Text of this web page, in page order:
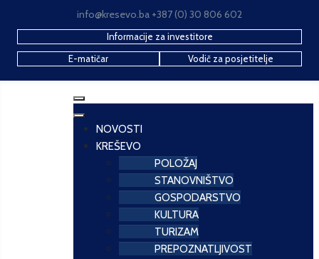
info@kresevo.ba +387 (0) 30 806 602
Informacije za investitore
E-matičar
Vodič za posjetitelje
NOVOSTI
KREŠEVO
POLOŽAJ
STANOVNIŠTVO
GOSPODARSTVO
KULTURA
TURIZAM
PREPOZNATLJIVOST